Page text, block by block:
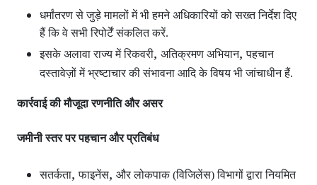
धर्मांतरण से जुड़े मामलों में भी हमने अधिकारियों को सख्त निर्देश दिए
हैं कि वे सभी रिपोर्टें संकलित करें.
इसके अलावा राज्य में रिकवरी, अतिक्रमण अभियान,पहचान
दस्तावेज़ों में भ्रष्टाचार की संभावना आदि के विषय भी जांचाधीन हैं.
कार्रवाई की मौजूदा रणनीति और असर
जमीनी स्तर पर पहचान और प्रतिबंध
सतर्कता,फाइनेंस, और लोकपाक (विजिलेंस) विभागों द्वारा नियमित